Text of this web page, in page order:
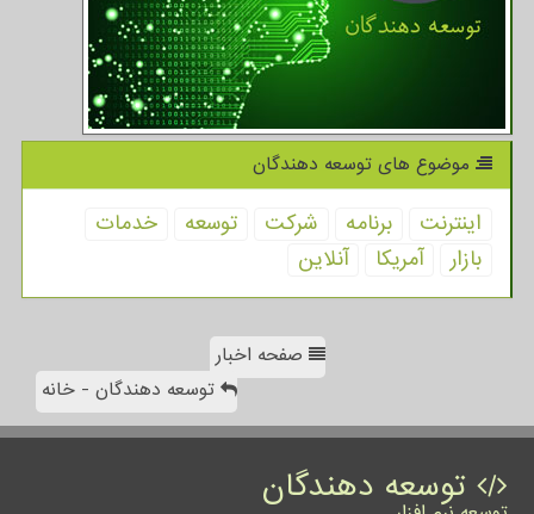
موضوع های توسعه دهندگان
اینترنت برنامه شركت توسعه
خدمات
بازار
آمریكا آنلاین
صفحه اخبار
توسعه دهندگان - خانه
توسعه دهندگان